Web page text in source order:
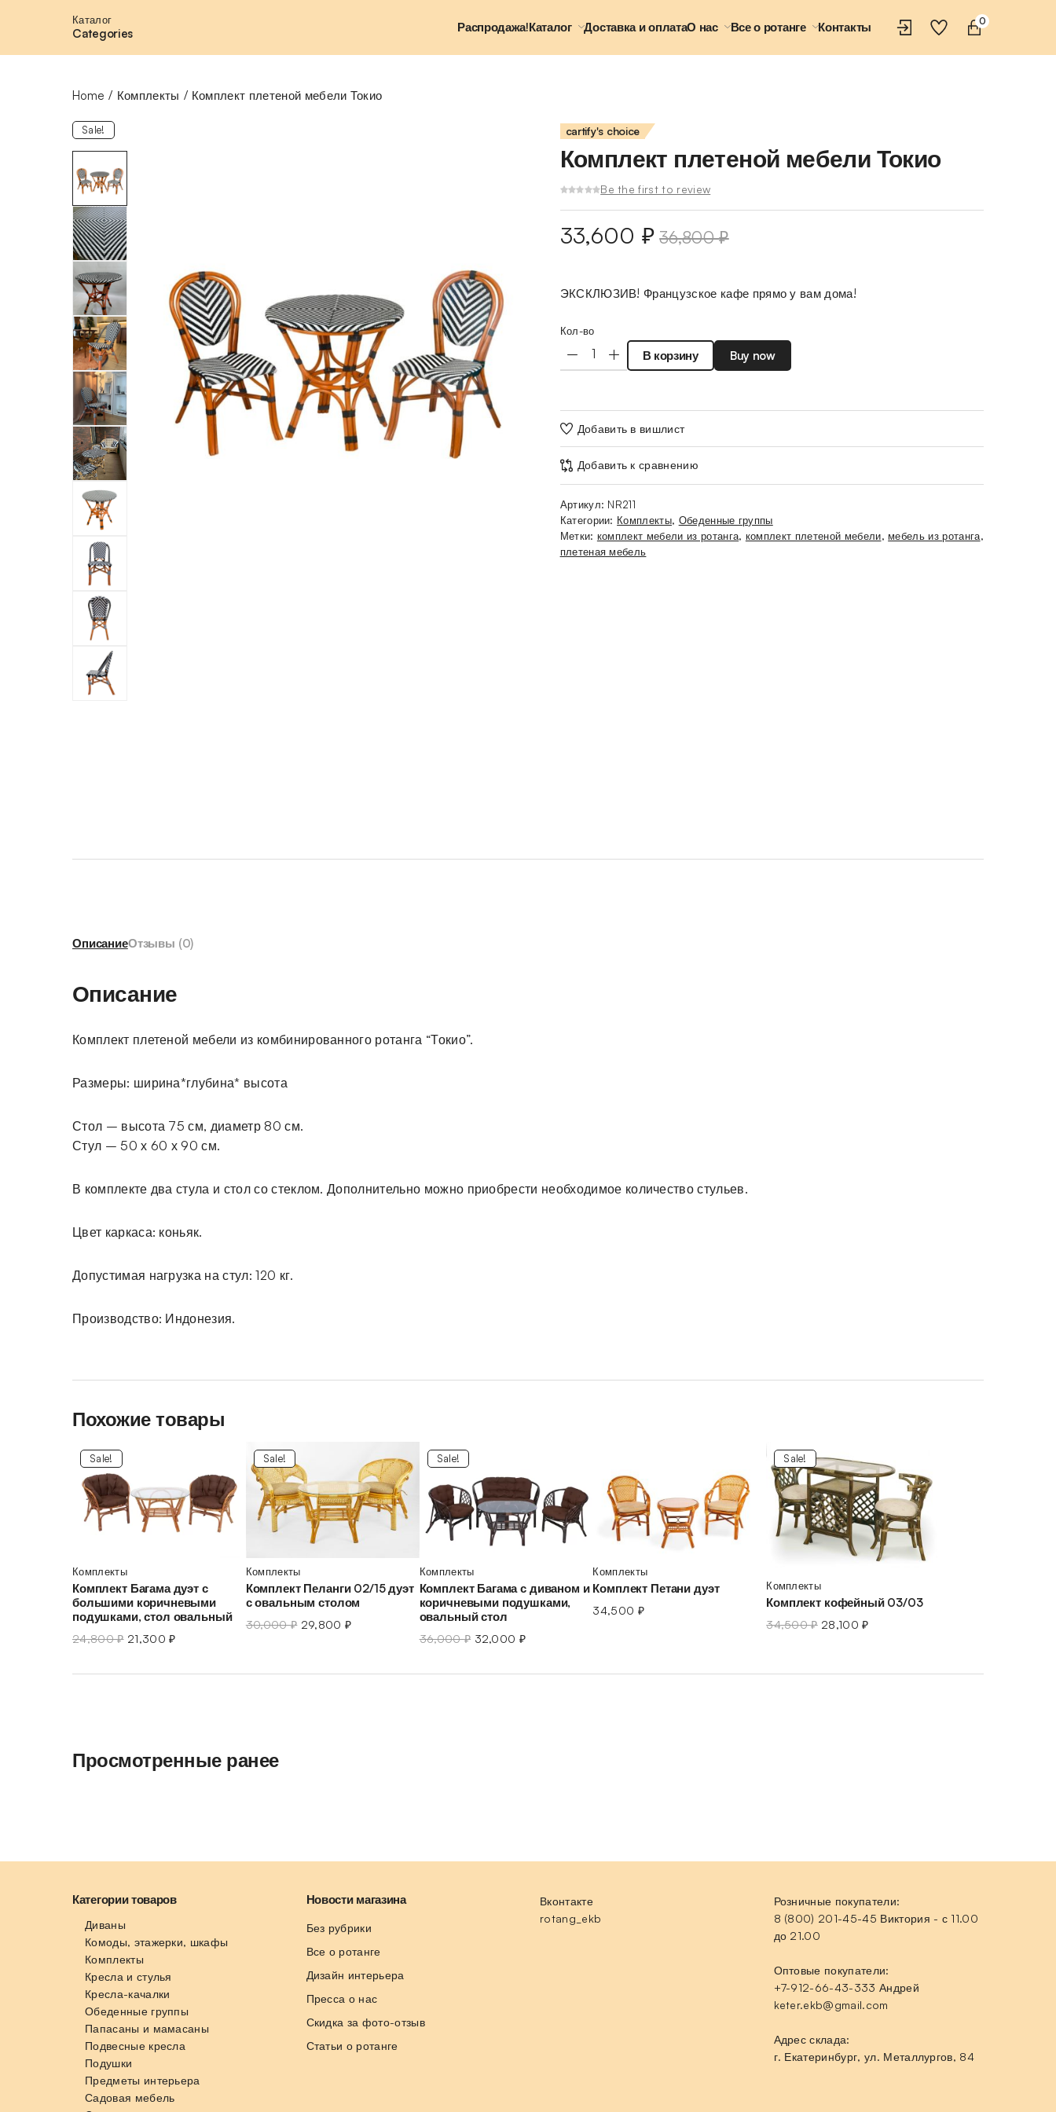
Каталог
Categories Распродажа!Каталог Доставка и оплатаО нас Все о ротанге Контакты 0
Home Комплекты Комплект плетеной мебели Токио
Sale! cartify's choice
Комплект плетеной мебели Токио
Be the first to review
36,800₽
33,600 ₽
ЭКСКЛЮЗИВ! Французское кафе прямо у вам дома!
Кол-во
В корзину Buy now
Добавить в вишлист
Добавить к сравнению
Артикул: NR211
Категории: Комплекты, Обеденные группы
Метки: комплект мебели из ротанга, комплект плетеной мебели, мебель из ротанга,
плетеная мебель
ОписаниеОтзывы (0)
Описание
Комплект плетеной мебели из комбинированного ротанга “Токио”.
Размеры: ширина*глубина* высота
Стол – высота 75 см, диаметр 80 см.
Стул – 50 х 60 х 90 см.
В комплекте два стула и стол со стеклом. Дополнительно можно приобрести необходимое количество стульев.
Цвет каркаса: коньяк.
Допустимая нагрузка на стул: 120 кг.
Производство: Индонезия.
Похожие товары
Sale!
Комплекты
Комплект Багама дуэт с
большими коричневыми
подушками, стол овальный
24,800₽ 21,300₽
Sale!
Комплекты
Комплект Пеланги 02/15 дуэт
с овальным столом
30,000₽ 29,800 ₽
Sale!
Комплекты
Комплект Багама с диваном и
коричневыми подушками,
овальный стол
36,000₽ 32,000 ₽
Комплекты
Комплект Петани дуэт
34,500 ₽
Sale!
Комплекты
Комплект кофейный 03/03
34,500₽ 28,100₽
Просмотренные ранее
Категории товаров
Диваны
Комоды, этажерки, шкафы
Комплекты
Кресла и стулья
Кресла-качалки
Обеденные группы
Папасаны и мамасаны
Подвесные кресла
Подушки
Предметы интерьера
Садовая мебель
Новости магазина
Без рубрики
Все о ротанге
Дизайн интерьера
Пресса о нас
Скидка за фото-отзыв
Статьи о ротанге
Вконтакте
rotang_ekb
Розничные покупатели:
8 (800) 201-45-45 Виктория - с 11.00
до 21.00
Оптовые покупатели:
+7-912-66-43-333 Андрей
keter.ekb@gmail.com
Адрес склада:
г. Екатеринбург, ул. Металлургов, 84